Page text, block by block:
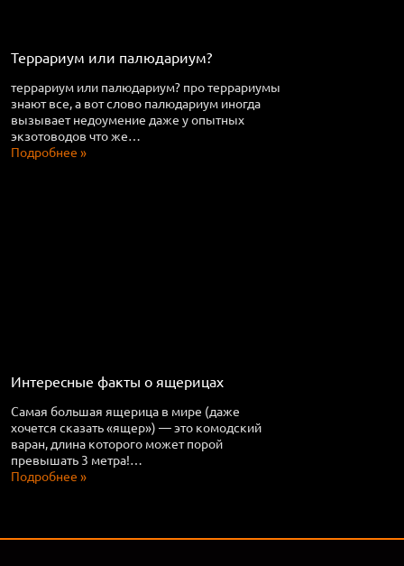
Террариум или палюдариум?
террариум или палюдариум? про террариумы
знают все, а вот слово палюдариум иногда
вызывает недоумение даже у опытных
экзотоводов что же…
Подробнее »
Интересные факты о ящерицах
Самая большая ящерица в мире (даже
хочется сказать «ящер») — это комодский
варан, длина которого может порой
превышать 3 метра!…
Подробнее »